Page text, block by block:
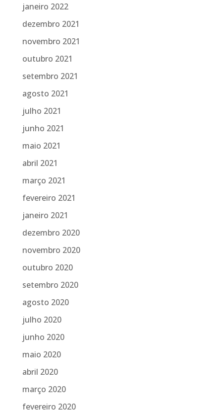
janeiro 2022
dezembro 2021
novembro 2021
outubro 2021
setembro 2021
agosto 2021
julho 2021
junho 2021
maio 2021
abril 2021
março 2021
fevereiro 2021
janeiro 2021
dezembro 2020
novembro 2020
outubro 2020
setembro 2020
agosto 2020
julho 2020
junho 2020
maio 2020
abril 2020
março 2020
fevereiro 2020